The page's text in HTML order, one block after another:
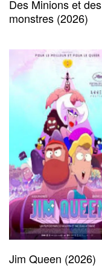
Des Minions et des
monstres (2026)
Jim Queen (2026)